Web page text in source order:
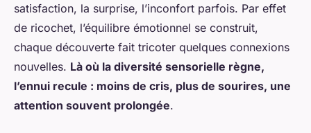
satisfaction, la surprise, l’inconfort parfois. Par effet
de ricochet, l’équilibre émotionnel se construit,
chaque découverte fait tricoter quelques connexions
nouvelles. Là où la diversité sensorielle règne,
l’ennui recule : moins de cris, plus de sourires, une
attention souvent prolongée.